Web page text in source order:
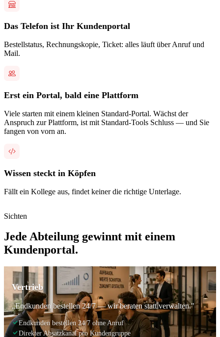
Das Telefon ist Ihr Kundenportal
Bestellstatus, Rechnungskopie, Ticket: alles läuft über Anruf und
Mail.
Erst ein Portal, bald eine Plattform
Viele starten mit einem kleinen Standard-Portal. Wächst der
Anspruch zur Plattform, ist mit Standard-Tools Schluss — und Sie
fangen von vorn an.
Wissen steckt in Köpfen
Fällt ein Kollege aus, findet keiner die richtige Unterlage.
Sichten
Jede Abteilung gewinnt mit einem
Kundenportal.
Vertrieb
„Endkunden bestellen 24/7 — wir beraten statt verwalten."
Endkunden bestellen 24/7 ohne Anruf
Direkter Absatzkanal pro Kundengruppe